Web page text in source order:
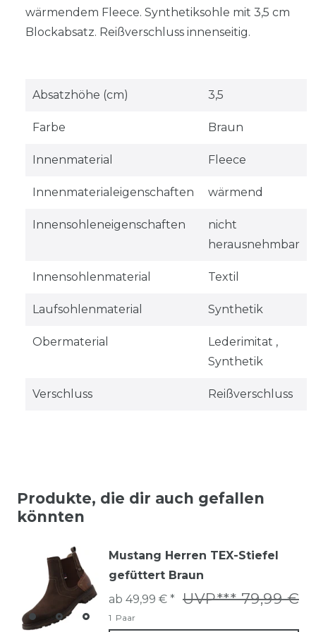
wärmendem Fleece. Synthetiksohle mit 3,5 cm
Blockabsatz. Reißverschluss innenseitig.
Absatzhöhe (cm) 3,5
Farbe Braun
Innenmaterial Fleece
Innenmaterialeigenschaften wärmend
Innensohleneigenschaften
nicht
herausnehmbar
Innensohlenmaterial Textil
Laufsohlenmaterial Synthetik
Obermaterial
Lederimitat ,
Synthetik
Verschluss Reißverschluss
Produkte, die dir auch gefallen
könnten
Mustang Herren TEX-Stiefel
gefüttert Braun
UVP*** 79,99 €
ab 49,99 € *
1 Paar